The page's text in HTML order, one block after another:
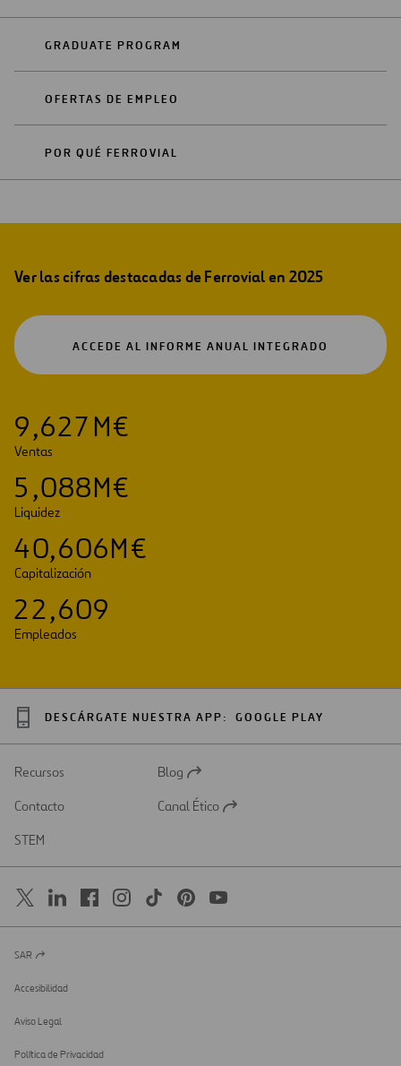
GRADUATE PROGRAM
OFERTAS DE EMPLEO
POR QUÉ FERROVIAL
Ver las cifras destacadas de Ferrovial en 2025
ACCEDE AL INFORME ANUAL INTEGRADO
9,627 M€
Ventas
5 ,088M€
Liquidez
40,606M€
Capitalización
22,609
Empleados
DESCÁRGATE NUESTRA APP: GOOGLE PLAY
Recursos
Abrir
una
Blog
Contacto
Abrir
Canal Ético
STEM
Abrir
una
nueva
SAR
Accesibilidad
Aviso Legal
Política de Privacidad